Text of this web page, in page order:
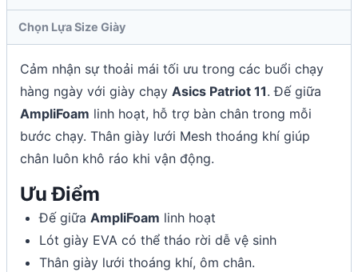
Chọn Lựa Size Giày
Cảm nhận sự thoải mái tối ưu trong các buổi chạy
hàng ngày với giày chạy Asics Patriot 11. Đế giữa
AmpliFoam linh hoạt, hỗ trợ bàn chân trong mỗi
bước chạy. Thân giày lưới Mesh thoáng khí giúp
chân luôn khô ráo khi vận động.
Ưu Điểm
Đế giữa AmpliFoam linh hoạt
Lót giày EVA có thể tháo rời dễ vệ sinh
Thân giày lưới thoáng khí, ôm chân.